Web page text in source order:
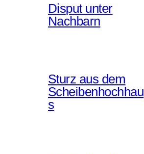
Disput unter
Nachbarn
Sturz aus dem
Scheibenhochhau
s